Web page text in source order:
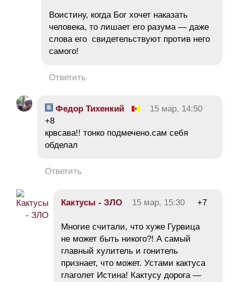
Воистину, когда Бог хочет наказать
человека, то лишает его разума — даже
слова его свидетельствуют против него
самого!
Ответить
Федор Тихенкий
15 мар, 14:50
+8
крвсава!! тонко подмечено.сам себя
обделал
Ответить
Кактусы - ЗЛО 15 мар, 15:30 +7
Многие считали, что хуже Гурвица
не может быть никого?! А самый
главный хулитель и гонитель
признает, что может. Устами кактуса
глаголет Истина! Кактусу дорога —